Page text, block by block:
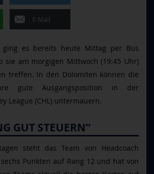
E-Mail
ging es bereits heute Mittag per Bus
sie am morgigen Mittwoch (19:45 Uhr)
treffen. In den Dolomiten können die
gute Ausgangsposition in der
League (CHL) untermauern.
GUT STEUERN“
steht das Team von Headcoach
Punkten auf Rang 12 und hat von